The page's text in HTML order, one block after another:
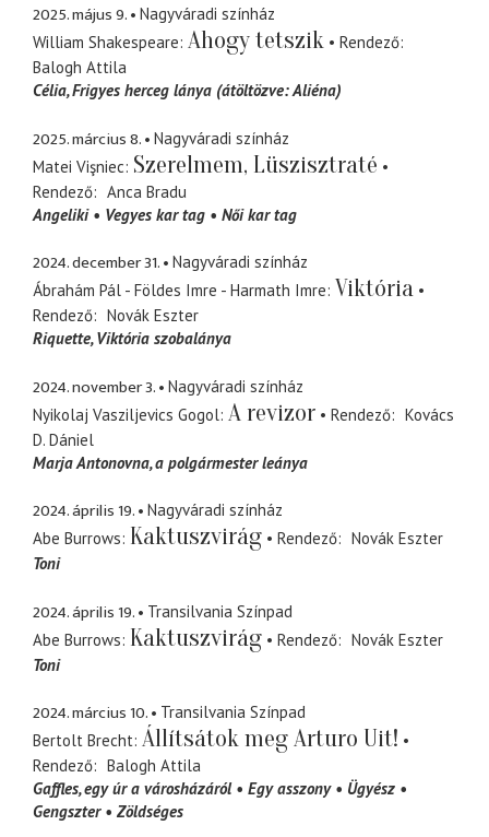
2025. május 9.
Nagyváradi színház
William Shakespeare Ahogy tetszik
Rendező
Balogh Attila
Célia Frigyes herceg lánya (átöltözve: Aliéna)
2025. március 8.
Nagyváradi színház
Matei Vişniec Szerelmem, Lüszisztraté
Rendező
Anca Bradu
Angeliki
Vegyes kar tag Női kar tag
2024. december 31.
Nagyváradi színház
Ábrahám Pál - Földes Imre - Harmath Imre Viktória
Rendező
Novák Eszter
Riquette Viktória szobalánya
2024. november 3.
Nagyváradi színház
Nyikolaj Vasziljevics Gogol A revizor Rendező
Kovács
D. Dániel
Marja Antonovna a polgármester leánya
2024. április 19.
Nagyváradi színház
Abe Burrows Kaktuszvirág Rendező
Novák Eszter
Toni
2024. április 19.
Transilvania Színpad
Abe Burrows Kaktuszvirág Rendező
Novák Eszter
Toni
2024. március 10.
Transilvania Színpad
Bertolt Brecht Állítsátok meg Arturo Uit!
Rendező
Balogh Attila
Gaffles egy úr a városházáról Egy asszony
Ügyész
Gengszter
Zöldséges